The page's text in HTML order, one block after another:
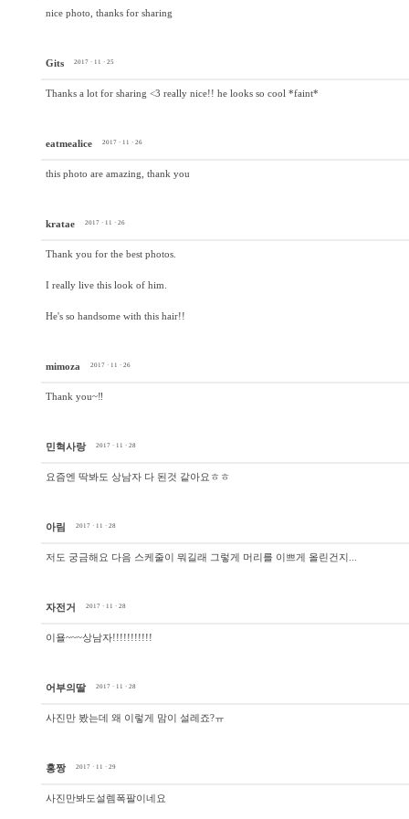
nice photo, thanks for sharing
Gits 2017 · 11 · 25
Thanks a lot for sharing <3 really nice!! he looks so cool *faint*
eatmealice 2017 · 11 · 26
this photo are amazing, thank you
kratae 2017 · 11 · 26
Thank you for the best photos.
I really live this look of him.
He's so handsome with this hair!!
mimoza 2017 · 11 · 26
Thank you~‼
민혁사랑 2017 · 11 · 28
요즘엔 딱봐도 상남자 다 된것 같아요ㅎㅎ
아림 2017 · 11 · 28
저도 궁금해요 다음 스케줄이 뭐길래 그렇게 머리를 이쁘게 올린건지...
자전거 2017 · 11 · 28
이욜~~~상남자!!!!!!!!!!!
어부의딸 2017 · 11 · 28
사진만 봤는데 왜 이렇게 맘이 설레죠?ㅠ
홍짱 2017 · 11 · 29
사진만봐도설렘폭팔이네요